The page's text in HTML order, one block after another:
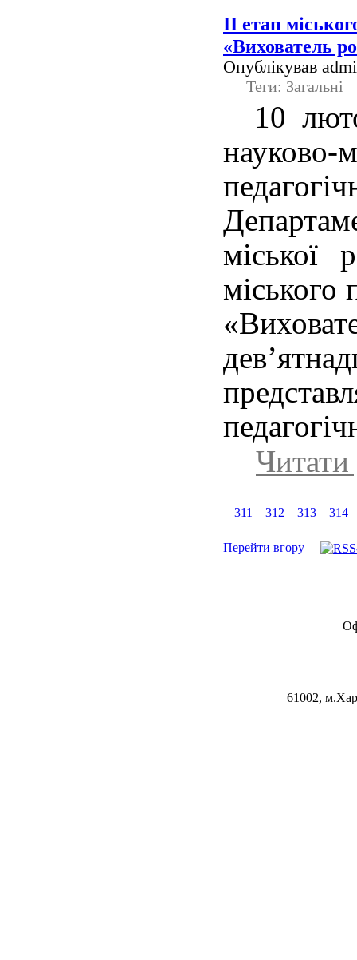
ІІ етап
«Вихователь
Опублікував
Теги: Загальні
10
науково-
міської
міського
311 312 313 314
Перейти вгору
61002,